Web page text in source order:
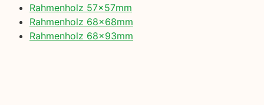
Rahmenholz 57x57mm
Rahmenholz 68x68mm
Rahmenholz 68x93mm